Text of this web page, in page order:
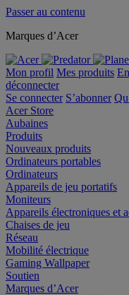
Passer au contenu
Marques d’Acer
Mon profil Mes produits
déconnecter
Se connecter S’abonner
Acer Store
Aubaines
Produits
Nouveaux produits
Ordinateurs portables
Ordinateurs
Appareils de jeu portatifs
Moniteurs
Appareils électroniques et
Chaises de jeu
Réseau
Mobilité électrique
Gaming Wallpaper
Soutien
Marques d’Acer